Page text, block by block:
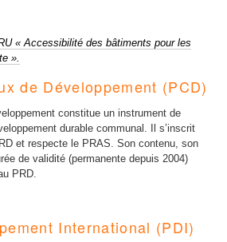
« Accessibilité des bâtiments pour les
».
de Développement (PCD)
constitue un instrument de
durable communal. Il s’inscrit
et respecte le PRAS. Son contenu, son
de validité (permanente depuis 2004)
PRD.
International (PDI)